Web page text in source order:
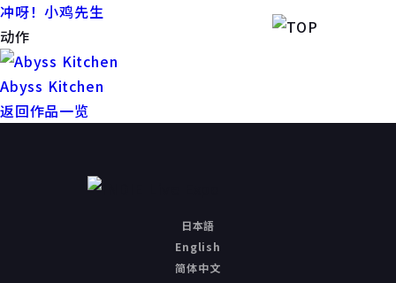
冲呀！小鸡先生
动作
Abyss Kitchen
返回作品一览
日本語
English
简体中文